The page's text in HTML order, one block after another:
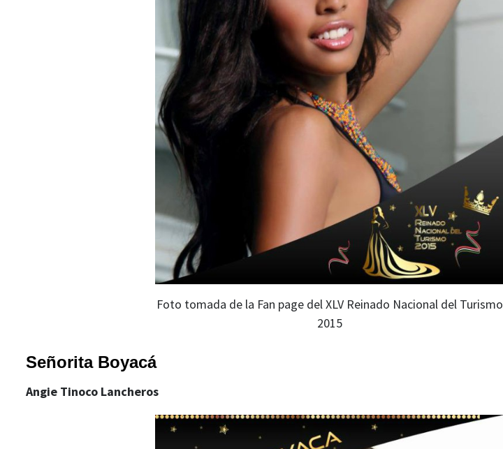
Foto tomada de la Fan page del XLV Reinado Nacional del Turismo
2015
Señorita Boyacá
Angie Tinoco Lancheros